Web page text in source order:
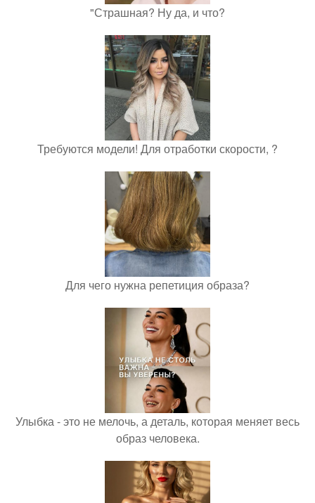
"Страшная? Ну да, и что?
Требуются модели! Для отработки скорости, ?
Для чего нужна репетиция образа?
Улыбка - это не мелочь, а деталь, которая меняет весь
образ человека.